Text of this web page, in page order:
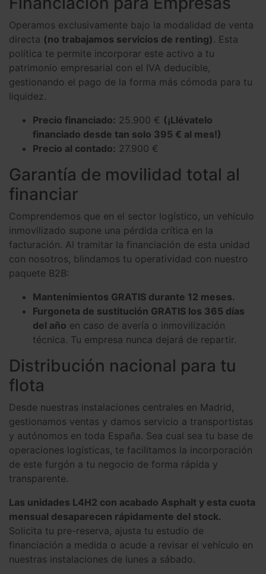
Operamos exclusivamente bajo la modalidad de venta
directa (no trabajamos servicios de renting) . Esta
política te permite incorporar este activo a tu
patrimonio empresarial con el IVA deducible,
gestionando el pago de la forma más cómoda para tu
liquidez.
Precio financiado: 25.900 € (¡Llévatelo
financiado desde tan solo 395 € al mes!)
Precio al contado: 27.900 €
Garantía de movilidad total al
financiar
Comprendemos que en el sector logístico, un vehículo
inmovilizado supone una pérdida crítica en la
facturación. Al tramitar la financiación de esta unidad
con nosotros, blindamos tu operatividad con nuestro
paquete B2B:
Mantenimientos GRATIS durante 12 meses.
Furgoneta de sustitución GRATIS los 365 días
del año en caso de avería o inmovilización
técnica. Tu empresa nunca dejará de repartir.
Distribución nacional para tu
flota
Desde nuestras instalaciones centrales en Madrid,
gestionamos ventas y damos servicio a transportistas
y autónomos en toda España. Sea cual sea tu base de
operaciones logísticas, te facilitamos la incorporación
de este furgón a tu negocio de forma rápida y
transparente.
Las unidades L4H2 con acabado Asphalt y esta cuota
mensual desaparecen rápidamente del stock.
Solicita tu pre-reserva, ajusta tu estudio de
financiación a medida o acude a revisar el vehículo en
nuestras instalaciones de lunes a sábado.